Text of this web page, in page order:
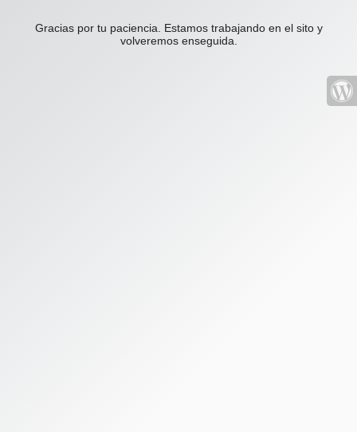
Gracias por tu paciencia. Estamos trabajando en el sito y
volveremos enseguida.